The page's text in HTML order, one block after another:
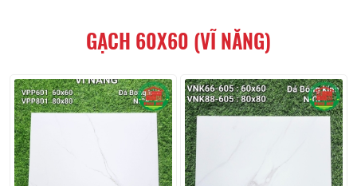
GẠCH 60X60 (VĨ NĂNG)